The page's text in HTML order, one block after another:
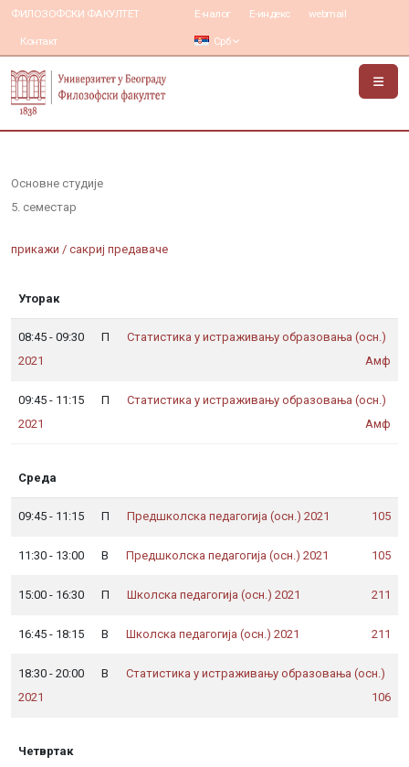
ФИЛОЗОФСКИ ФАКУЛТЕТ
Контакт
Е-налог Е-индекс webmail
Срб
Основне студије
5. семестар
прикажи / сакриј предаваче
Уторак
08:45 - 09:30 П
Статистика у истраживању образовања (осн.)
2021
Амф
09:45 - 11:15 П
Статистика у истраживању образовања (осн.)
2021
Амф
Среда
09:45 - 11:15 П Предшколска педагогија (осн.) 2021 105
др Живка
11:30 - 13:00 В Предшколска педагогија (осн.) 2021 105
др Живка
15:00 - 16:30 П Школска педагогија (осн.) 2021 211
16:45 - 18:15 В Школска педагогија (осн.) 2021 211
др Емина Хебиб
18:30 - 20:00 В
Статистика у истраживању образовања (осн.)
2021
106
Четвртак